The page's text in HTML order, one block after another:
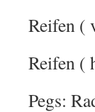
Reifen (
Reifen (
Pegs: